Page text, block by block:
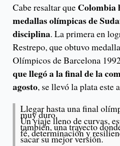
Cabe resaltar que Colombia
medallas olímpicas de
disciplina. La primera en
Restrepo, que obtuvo
Olímpicos de Barcelona
que llegó a la final de la
agosto, se llevó la plata este
Llegar hasta una final
muy duro.
Un viaje lleno de curvas,
también, una trayecto
fé, determinación y
sacar su mejor versión.